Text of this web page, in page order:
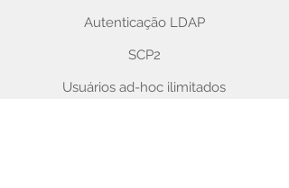
Autenticação LDAP
SCP2
Usuários ad-hoc ilimitados